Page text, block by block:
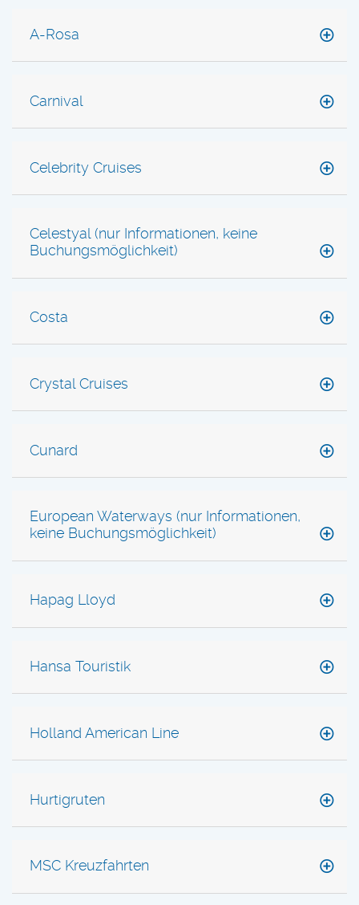
A-Rosa
Carnival
Celebrity Cruises
Celestyal (nur Informationen, keine
Buchungsmöglichkeit)
Costa
Crystal Cruises
Cunard
European Waterways (nur Informationen,
keine Buchungsmöglichkeit)
Hapag Lloyd
Hansa Touristik
Holland American Line
Hurtigruten
MSC Kreuzfahrten